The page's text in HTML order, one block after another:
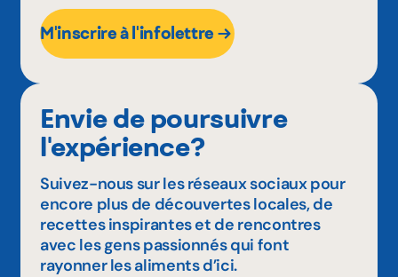
M'inscrire à l'infolettre
Envie de poursuivre
l'expérience?
Suivez-nous sur les réseaux sociaux pour
encore plus de découvertes locales, de
recettes inspirantes et de rencontres
avec les gens passionnés qui font
rayonner les aliments d’ici.